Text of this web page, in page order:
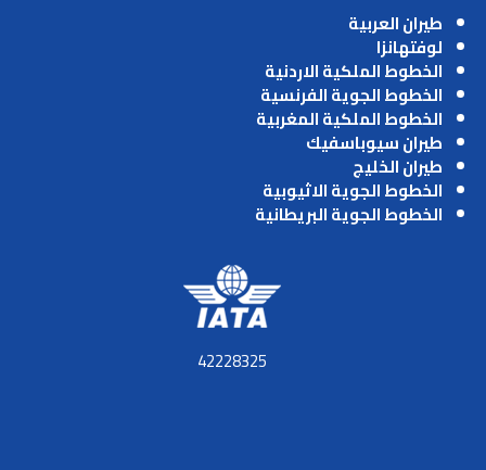
طيران العربية
لوفتهانزا
الخطوط الملكية الاردنية
الخطوط الجوية الفرنسية
الخطوط الملكية المغربية
طيران سيوباسفيك
طيران الخليج
الخطوط الجوية الاثيوبية
الخطوط الجوية البريطانية
42228325